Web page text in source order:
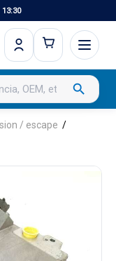
13:30
search
/ escape